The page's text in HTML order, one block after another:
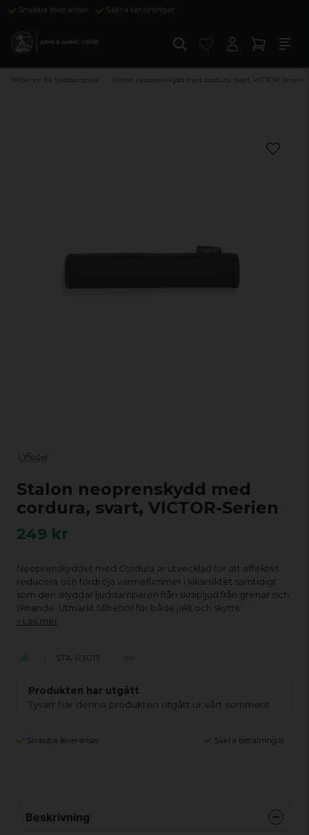
Snabba leveranser Säkra betalningar
Tillbehör för ljuddämpare Stalon neoprenskydd med cordura, svart, VICTOR-Serien
Stalon neoprenskydd med
cordura, svart, VICTOR-Serien
249 kr
Neoprenskyddet med Cordura är utvecklad för att effektivt
reducera och fördröja värmeflimmer i kikarsiktet samtidigt
som den skyddar ljuddämparen från skrapljud från grenar och
liknande. Utmärkt tillbehör för både jakt och skytte.
Läs mer
STA-P3013
Produkten har utgått
Tyvärr har denna produkten utgått ur vårt sortiment
Snabba leveranser Säkra betalningar
Beskrivning